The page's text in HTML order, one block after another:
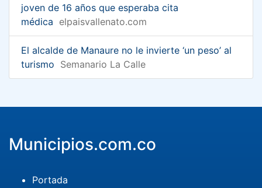
joven de 16 años que esperaba cita
médica elpaisvallenato.com
El alcalde de Manaure no le invierte ‘un peso’ al
turismo Semanario La Calle
Municipios.com.co
Portada